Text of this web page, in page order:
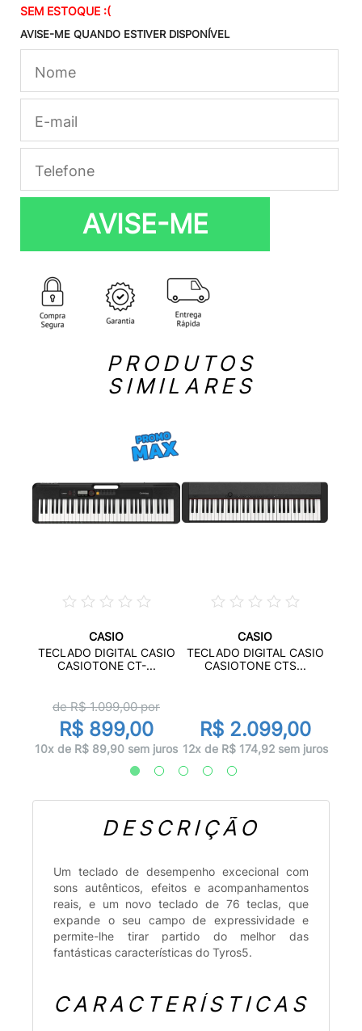
SEM ESTOQUE :(
AVISE-ME QUANDO ESTIVER DISPONÍVEL
AVISE-ME
PRODUTOS
SIMILARES
CASIO
TECLADO DIGITAL CASIO
CASIOTONE CT-...
de R$1.099,00por
R$ 899,00
10x de R$ 89,90 sem juros
CASIO
TECLADO DIGITAL CASIO
CASIOTONE CTS...
R$ 2.099,00
12x de R$ 174,92 sem juros
DESCRIÇÃO
Um teclado de desempenho excecional com
sons autênticos, efeitos e acompanhamentos
reais, e um novo teclado de 76 teclas, que
expande o seu campo de expressividade e
permite-lhe tirar partido do melhor das
fantásticas características do Tyros5.
CARACTERÍSTICAS